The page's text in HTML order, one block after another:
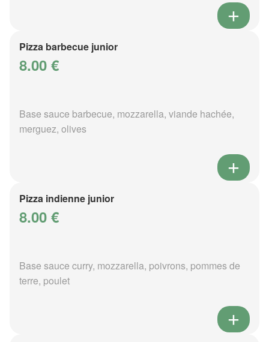
Pizza barbecue junior
8.00 €
Base sauce barbecue, mozzarella, viande hachée,
merguez, olives
Pizza indienne junior
8.00 €
Base sauce curry, mozzarella, poivrons, pommes de
terre, poulet